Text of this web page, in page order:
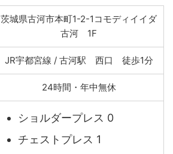
茨城県古河市本町1-2-1コモディイイダ
古河 1F
JR宇都宮線 / 古河駅 西口 徒歩1分
24時間・年中無休
ショルダープレス 0
チェストプレス 1